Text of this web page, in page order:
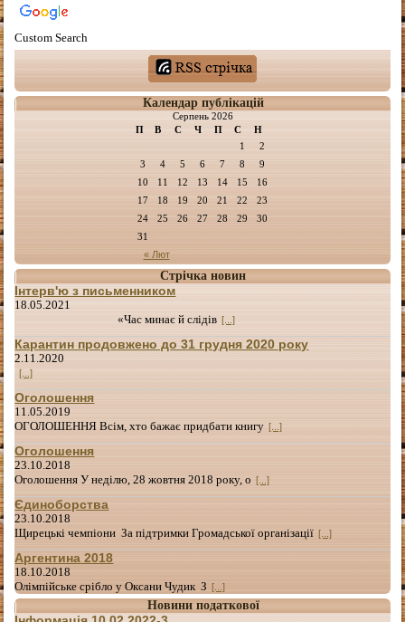
Custom Search
Календар публікацій
Серпень 2026
П
В С Ч П С Н
« Лют
1
2
3
4 5 6 7 8
9
10
11 12 13 14 15
16
17
18 19 20 21 22
23
24
25 26 27 28 29
30
31
Стрічка новин
Інтерв'ю з письменником
18.05.2021
«Час минає й слідів [...]
Карантин продовжено до 31 грудня 2020 року
2.11.2020
[...]
Оголошення
11.05.2019
ОГОЛОШЕННЯ Всім, хто бажає придбати книгу [...]
Оголошення
23.10.2018
Оголошення У неділю, 28 жовтня 2018 року, о [...]
Єдиноборства
23.10.2018
Щирецькі чемпіони За підтримки Громадської організації [...]
Аргентина 2018
18.10.2018
Олімпійське срібло у Оксани Чудик З
[...]
Новини податкової